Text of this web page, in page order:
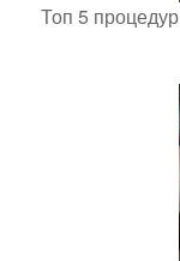
Топ 5